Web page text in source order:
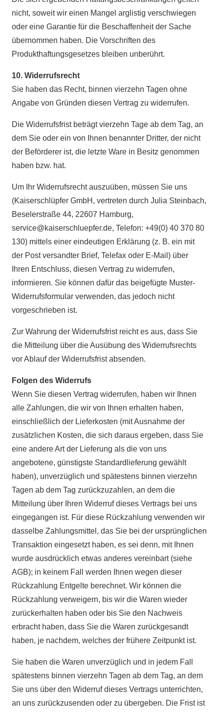
nicht, soweit wir einen Mangel arglistig verschwiegen
oder eine Garantie für die Beschaffenheit der Sache
übernommen haben. Die Vorschriften des
Produkthaftungsgesetzes bleiben unberührt.
10. Widerrufsrecht
Sie haben das Recht, binnen vierzehn Tagen ohne
Angabe von Gründen diesen Vertrag zu widerrufen.
Die Widerrufsfrist beträgt vierzehn Tage ab dem Tag, an
dem Sie oder ein von Ihnen benannter Dritter, der nicht
der Beförderer ist, die letzte Ware in Besitz genommen
haben bzw. hat.
Um Ihr Widerrufsrecht auszuüben, müssen Sie uns
(Kaiserschlüpfer GmbH, vertreten durch Julia Steinbach,
Beselerstraße 44, 22607 Hamburg,
service@kaiserschluepfer.de, Telefon: +49(0) 40 370 80
130) mittels einer eindeutigen Erklärung (z. B. ein mit
der Post versandter Brief, Telefax oder E-Mail) über
Ihren Entschluss, diesen Vertrag zu widerrufen,
informieren. Sie können dafür das beigefügte Muster-
Widerrufsformular verwenden, das jedoch nicht
vorgeschrieben ist.
Zur Wahrung der Widerrufsfrist reicht es aus, dass Sie
die Mitteilung über die Ausübung des Widerrufsrechts
vor Ablauf der Widerrufsfrist absenden.
Folgen des Widerrufs
Wenn Sie diesen Vertrag widerrufen, haben wir Ihnen
alle Zahlungen, die wir von Ihnen erhalten haben,
einschließlich der Lieferkosten (mit Ausnahme der
zusätzlichen Kosten, die sich daraus ergeben, dass Sie
eine andere Art der Lieferung als die von uns
angebotene, günstigste Standardlieferung gewählt
haben), unverzüglich und spätestens binnen vierzehn
Tagen ab dem Tag zurückzuzahlen, an dem die
Mitteilung über Ihren Widerruf dieses Vertrags bei uns
eingegangen ist. Für diese Rückzahlung verwenden wir
dasselbe Zahlungsmittel, das Sie bei der ursprünglichen
Transaktion eingesetzt haben, es sei denn, mit Ihnen
wurde ausdrücklich etwas anderes vereinbart (siehe
AGB); in keinem Fall werden Ihnen wegen dieser
Rückzahlung Entgelte berechnet. Wir können die
Rückzahlung verweigern, bis wir die Waren wieder
zurückerhalten haben oder bis Sie den Nachweis
erbracht haben, dass Sie die Waren zurückgesandt
haben, je nachdem, welches der frühere Zeitpunkt ist.
Sie haben die Waren unverzüglich und in jedem Fall
spätestens binnen vierzehn Tagen ab dem Tag, an dem
Sie uns über den Widerruf dieses Vertrags unterrichten,
an uns zurückzusenden oder zu übergeben. Die Frist ist